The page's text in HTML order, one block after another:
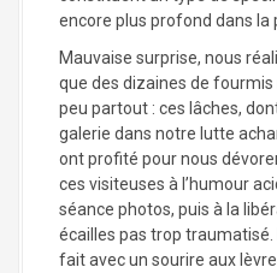
encore plus profond dans la
Mauvaise surprise, nous
que des dizaines de
peu partout : ces lâches,
galerie dans notre lutte
ont profité pour nous
ces visiteuses à l’humour
séance photos, puis à la
écailles pas trop traumatisé.
fait avec un sourire aux